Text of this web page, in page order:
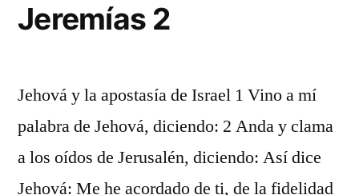
Jeremías 2
Jehová y la apostasía de Israel 1 Vino a mí
palabra de Jehová, diciendo: 2 Anda y clama
a los oídos de Jerusalén, diciendo: Así dice
Jehová: Me he acordado de ti, de la fidelidad